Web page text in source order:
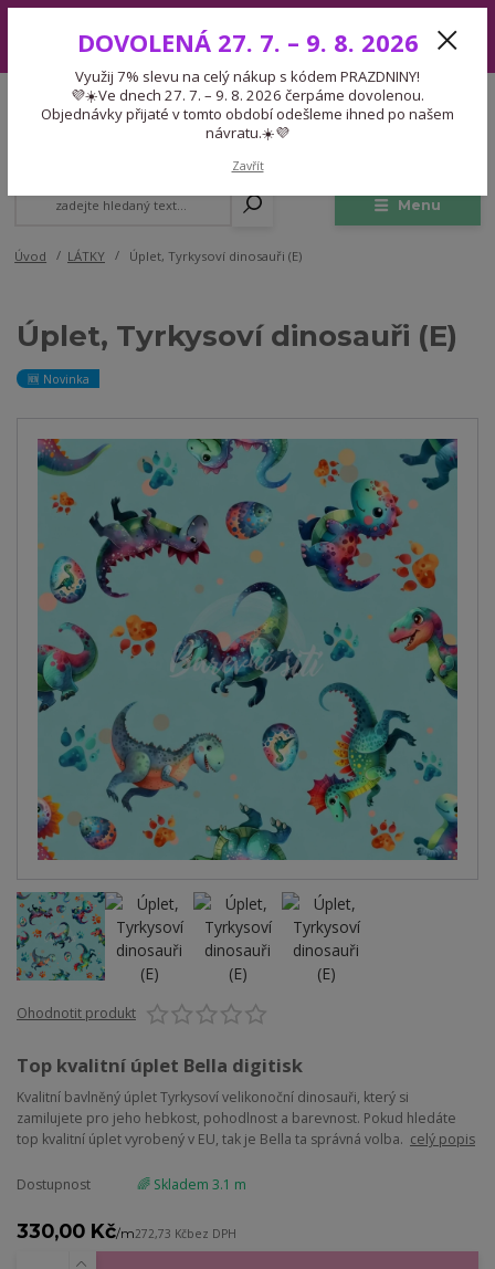
7. – 9. 8. 2026 čerpáme dovolenou. Objednávky přijaté v tomto období
odešleme ihned po našem návratu.☀️💜
Menu
CZK
Expedice 775 866 913
Po-Čt 9-15:30 Pá 9-14:30 Pauza 13-13:45
Úvod LÁTKY Úplet, Tyrkysoví dinosauři (E)
Úplet, Tyrkysoví dinosauři (E)
🆕 Novinka
Ohodnotit produkt
Top kvalitní úplet Bella digitisk
Kvalitní bavlněný úplet Tyrkysoví velikonoční dinosauři, který si
zamilujete pro jeho hebkost, pohodlnost a barevnost. Pokud hledáte
top kvalitní úplet vyrobený v EU, tak je Bella ta správná volba. celý popis
Dostupnost 🌈 Skladem 3.1 m
330,00 Kč/m272,73 Kčbez DPH
DOVOLENÁ 27. 7. – 9. 8. 2026
Využij 7% slevu na celý nákup s kódem PRAZDNINY!
💜☀️Ve dnech 27. 7. – 9. 8. 2026 čerpáme dovolenou.
Objednávky přijaté v tomto období odešleme ihned po našem
návratu.☀️💜
Zavřít